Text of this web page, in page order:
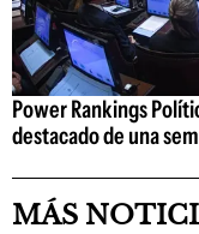
Power Rankings
destacado de una
MÁS